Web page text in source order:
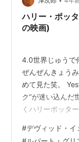
登場し、おな…
ハリー・ポッ
の映画)
4.0世界じゅうで
ぜんぜんきょう
めて見た笑。
ク”が迷い込んだ
くハリーポッタ
て差し支えない
#デヴィッド・イ